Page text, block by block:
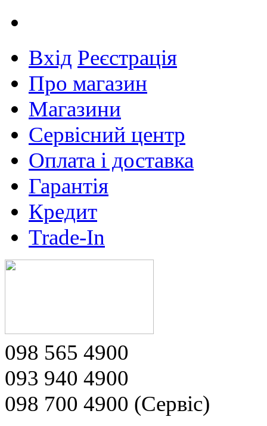
Вхід Реєстрація
Про магазин
Магазини
Сервісний центр
Оплата і доставка
Гарантія
Кредит
Trade-In
098 565 4900
093 940 4900
098 700 4900 (Сервіс)